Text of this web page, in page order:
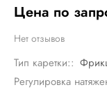
Цена по
Нет отзывов
Тип каретки::
Регулировка